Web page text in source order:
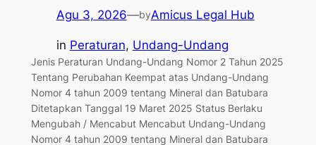
Agu 3, 2026—byAmicus Legal Hub
in Peraturan, Undang-Undang
Jenis Peraturan Undang-Undang Nomor 2 Tahun 2025
Tentang Perubahan Keempat atas Undang-Undang
Nomor 4 tahun 2009 tentang Mineral dan Batubara
Ditetapkan Tanggal 19 Maret 2025 Status Berlaku
Mengubah / Mencabut Mencabut Undang-Undang
Nomor 4 tahun 2009 tentang Mineral dan Batubara